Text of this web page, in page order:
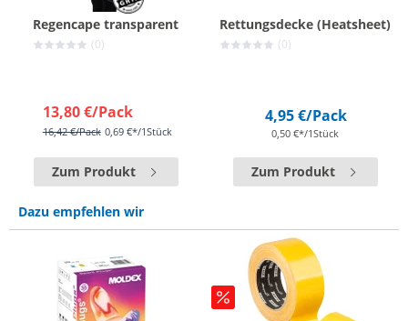
Regencape transparent
(0)
13,80 €/Pack
16,42 €/Pack 0,69 €*/1Stück
Zum Produkt
Rettungsdecke (Heatsheet)
(0)
4,95 €/Pack
0,50 €*/1Stück
Zum Produkt
Dazu empfehlen wir